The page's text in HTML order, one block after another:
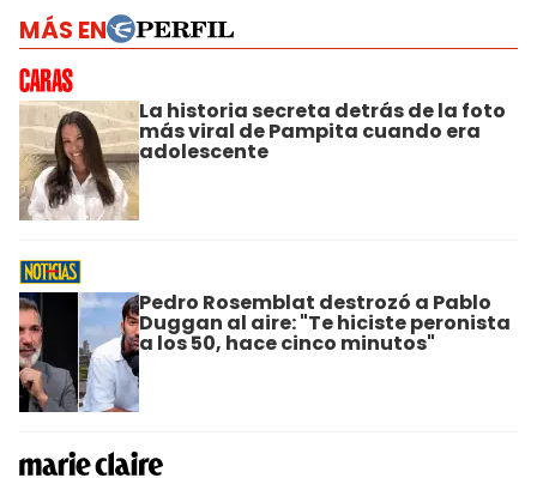
MÁS EN
La historia secreta detrás de la foto
más viral de Pampita cuando era
adolescente
Pedro Rosemblat destrozó a Pablo
Duggan al aire: "Te hiciste peronista
a los 50, hace cinco minutos"